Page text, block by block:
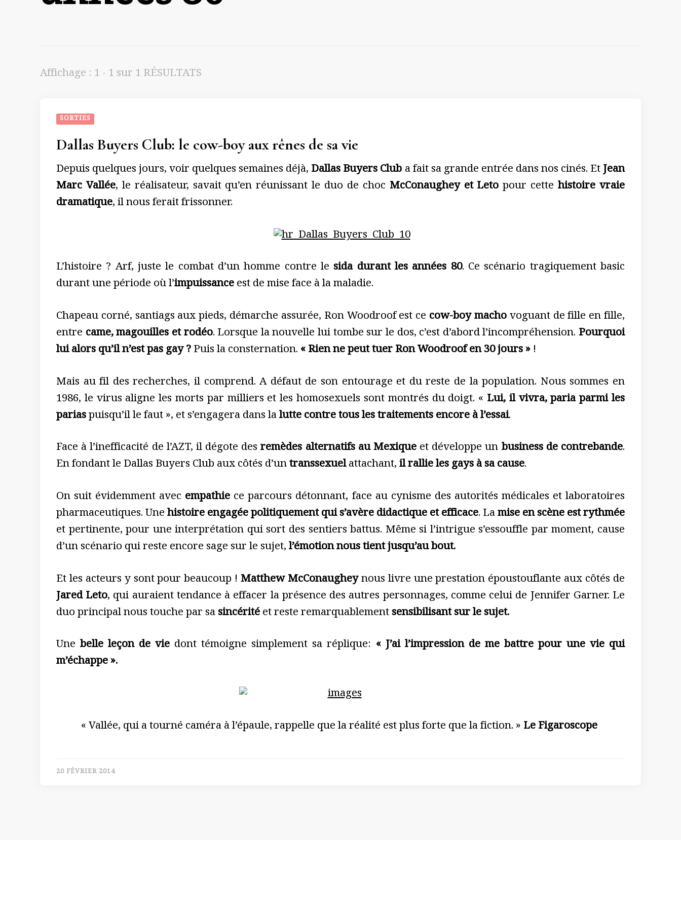
Affichage : 1 - 1 sur 1 RÉSULTATS
SORTIES
Dallas Buyers Club: le cow-boy aux rênes de sa vie
Depuis quelques jours, voir quelques semaines déjà, Dallas Buyers Club a fait sa grande entrée dans nos cinés. EtJean
Marc Vallée, le réalisateur, savait qu’en réunissant le duo de choc McConaughey et Leto pour cettehistoire vraie
dramatique, il nous ferait frissonner.
L’histoire ? Arf, juste le combat d’un homme contre lesida durant les années 80. Ce scénario tragiquement basic
durant une période où l’impuissanceest de mise face à la maladie.
Chapeau corné, santiags aux pieds, démarche assurée, Ron Woodroof est ce cow-boy machovoguant de fille en fille,
entre came, magouilles et rodéo. Lorsque la nouvelle lui tombe sur le dos, c’est d’abord l’incompréhension. Pourquoi
lui alors qu’il n’est pas gay ?Puis la consternation. « Rien ne peut tuer Ron Woodroof en 30 jours » !
Mais au fil des recherches, il comprend. A défaut de son entourage et du reste de la population. Nous sommes en
1986, le virus aligne les morts par milliers et les homosexuels sont montrés du doigt. « Lui, il vivra, paria parmi les
pariaspuisqu’il le faut », et s’engagera dans lalutte contre tous les traitements encore à l’essai.
Face à l’inefficacité de l’AZT, il dégote desremèdes alternatifs au Mexiqueet développe un business de contrebande.
En fondant le Dallas Buyers Club aux côtés d’untranssexuelattachant,il rallie les gays à sa cause.
On suit évidemment avec empathie ce parcours détonnant, face au cynisme des autorités médicales et laboratoires
pharmaceutiques. Unehistoire engagée politiquement qui s’avère didactique et efficace. Lamise en scène est rythmée
et pertinente, pour une interprétation qui sort des sentiers battus. Même si l’intrigue s’essouffle par moment, cause
d’un scénario qui reste encore sage sur le sujet,l’émotion nous tient jusqu’au bout.
Et les acteurs y sont pour beaucoup !Matthew McConaugheynous livre une prestation époustouflante aux côtés de
Jared Leto, qui auraient tendance à effacer la présence des autres personnages, comme celui de Jennifer Garner. Le
duo principal nous touche par sasincéritéet reste remarquablementsensibilisant sur le sujet.
Une belle leçon de vie dont témoigne simplement sa réplique: « J’ai l’impression de me battre pour une vie qui
m’échappe ».
« Vallée, qui a tourné caméra à l’épaule, rappelle que la réalité est plus forte que la fiction. » Le Figaroscope
20 FÉVRIER 2014